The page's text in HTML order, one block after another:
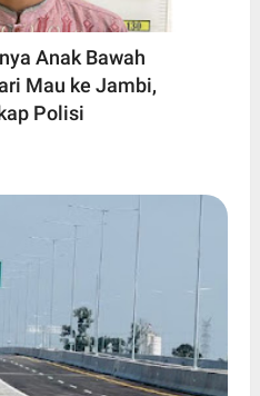
Anak Bawah
Mau ke Jambi,
Polisi